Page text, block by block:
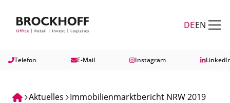
Zum Fuß springen
DEEN
Telefon E-Mail Instagram
Aktuelles Immobilienmarktbericht NRW 2019